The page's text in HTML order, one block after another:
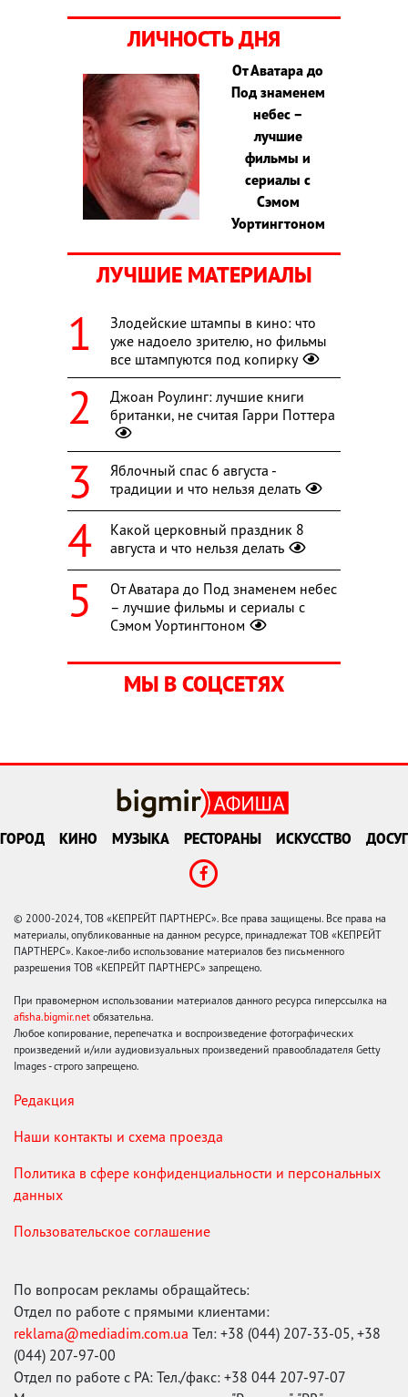
ЛИЧНОСТЬ ДНЯ
От Аватара до
Под знаменем
небес –
лучшие
фильмы и
сериалы с
Сэмом
Уортингтоном
ЛУЧШИЕ МАТЕРИАЛЫ
Злодейские штампы в кино: что
уже надоело зрителю, но фильмы
все штампуются под копирку
Джоан Роулинг: лучшие книги
британки, не считая Гарри Поттера
Яблочный спас 6 августа -
традиции и что нельзя делать
Какой церковный праздник 8
августа и что нельзя делать
От Аватара до Под знаменем небес
– лучшие фильмы и сериалы с
Сэмом Уортингтоном
МЫ В СОЦСЕТЯХ
ГОРОД КИНО МУЗЫКА РЕСТОРАНЫ ИСКУССТВО ДОСУГ
© 2000-2024, ТОВ «КЕПРЕЙТ ПАРТНЕРС». Все права защищены. Все права на
материалы, опубликованные на данном ресурсе, принадлежат ТОВ «КЕПРЕЙТ
ПАРТНЕРС». Какое-либо использование материалов без письменного
разрешения ТОВ «КЕПРЕЙТ ПАРТНЕРС» запрещено.
При правомерном использовании материалов данного ресурса гиперссылка на
afisha.bigmir.net обязательна.
Любое копирование, перепечатка и воспроизведение фотографических
произведений и/или аудиовизуальных произведений правообладателя Getty
Images - строго запрещено.
Редакция
Наши контакты и схема проезда
Политика в сфере конфиденциальности и персональных
данных
Пользовательское соглашение
По вопросам рекламы обращайтесь:
Отдел по работе с прямыми клиентами:
reklama@mediadim.com.ua Тел: +38 (044) 207-33-05, +38
(044) 207-97-00
Отдел по работе с РА: Тел./факс: +38 044 207-97-07